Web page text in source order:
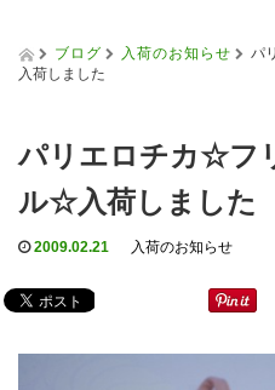
ブログ 入荷のお知らせ
パ
入荷しました
パリエロチカ☆フ
ル☆入荷しました
2009.02.21 入荷のお知らせ